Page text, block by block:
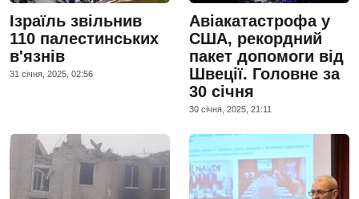
Ізраїль звільнив
110 палестинських
в'язнів
31 сiчня, 2025, 02:56
Авіакатастрофа у
США, рекордний
пакет допомоги від
Швеції. Головне за
30 січня
30 сiчня, 2025, 21:11